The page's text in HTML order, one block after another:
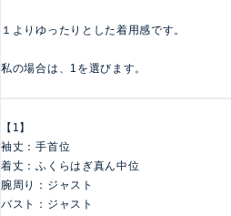
１よりゆったりとした着用感です。
私の場合は、1を選びます。
【1】
袖丈：手首位
着丈：ふくらはぎ真ん中位
腕周り：ジャスト
バスト：ジャスト